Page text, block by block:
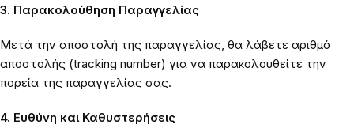
3. Παρακολούθηση Παραγγελίας
Μετά την αποστολή της παραγγελίας, θα λάβετε αριθμό
αποστολής (tracking number) για να παρακολουθείτε την
πορεία της παραγγελίας σας.
4. Ευθύνη και Καθυστερήσεις